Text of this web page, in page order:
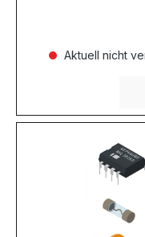
Aktuell nicht